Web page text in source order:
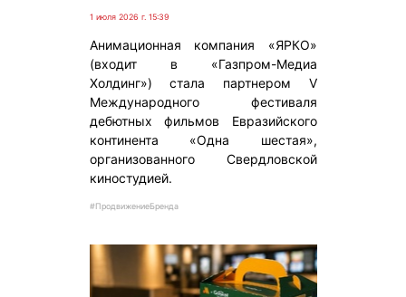
1 июля 2026 г. 15:39
Анимационная компания «ЯРКО»
(входит в «Газпром-Медиа
Холдинг») стала партнером V
Международного фестиваля
дебютных фильмов Евразийского
континента «Одна шестая»,
организованного Свердловской
киностудией.
#ПродвижениеБренда